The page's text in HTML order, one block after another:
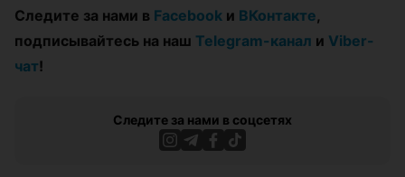
Следите за нами в Facebook и ВКонтакте,
подписывайтесь на наш Telegram-канал и Viber-
чат!
Следите за нами в соцсетях